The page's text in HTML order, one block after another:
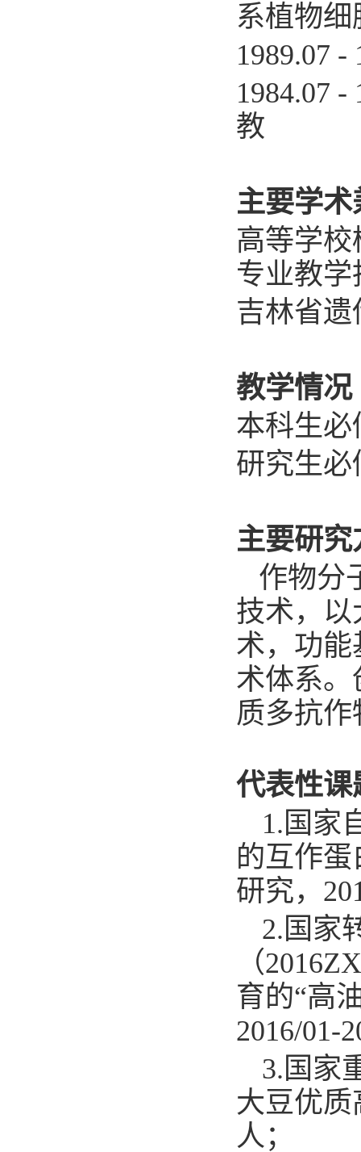
系植物
1989.07
1984.07
教
主要学术
高等学
专业教
吉林省
教学情况
本科生
研究生
主要研究
作物分
技术，
术，功
术体系
质多抗
代表性课
1.国家
的互作
研究，
2.国家
（
育的“高
2016/01-
3.国家
大豆优质
人；